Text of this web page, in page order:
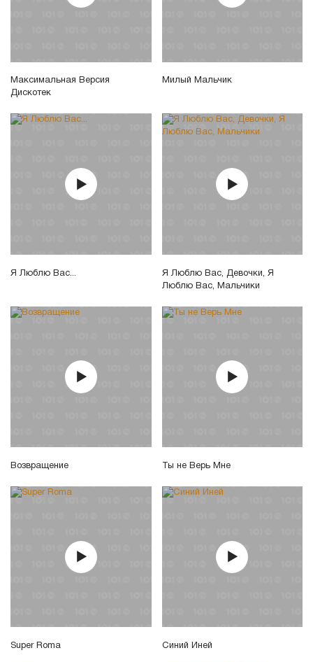
Максимальная Версия
Дискотек
Милый Мальчик
Я Люблю Вас...
Я Люблю Вас, Девочки, Я
Люблю Вас, Мальчики
Возвращение Ты не Верь Мне
Super Roma Синий Иней